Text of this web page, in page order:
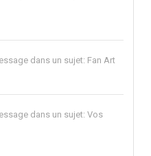
dans un sujet: Fan Art
dans un sujet: Vos